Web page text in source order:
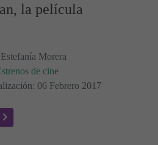
la película
Estefanía Morera
de cine
06 Febrero 2017
Sinopsis y Trailer - Estrenos de cine
Moonlight - Sinopsis y Trailer -